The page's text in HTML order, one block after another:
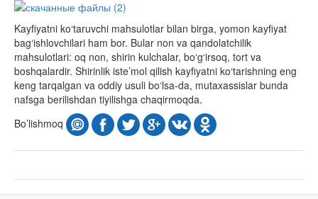
Kayfiyatni ko‘taruvchi mahsulotlar bilan birga, yomon kayfiyat
bag‘ishlovchilari ham bor. Bular non va qandolatchilik
mahsulotlari: oq non, shirin kulchalar, bo‘g‘irsoq, tort va
boshqalardir. Shirinlik iste’mol qilish kayfiyatni ko‘tarishning eng
keng tarqalgan va oddiy usuli bo‘lsa-da, mutaxassislar bunda
nafsga berilishdan tiyilishga chaqirmoqda.
Bo’lishmoq